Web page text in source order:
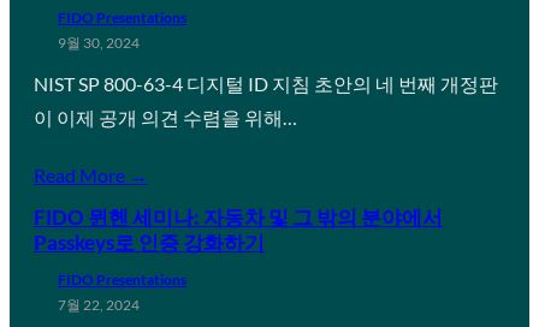
FIDO Presentations
9월 30, 2024
NIST SP 800-63-4 디지털 ID 지침 초안의 네 번째 개정판
이 이제 공개 의견 수렴을 위해…
Read More →
FIDO 뮌헨 세미나: 자동차 및 그 밖의 분야에서
Passkeys로 인증 강화하기
FIDO Presentations
7월 22, 2024